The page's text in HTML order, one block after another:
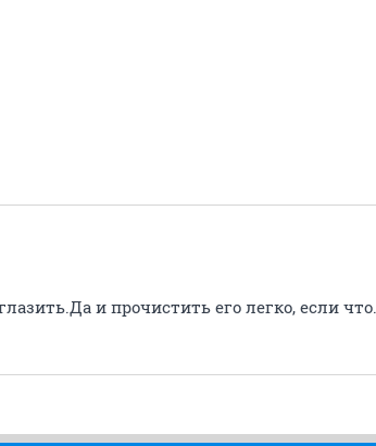
и прочистить его легко, если что.